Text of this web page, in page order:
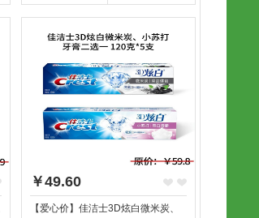
￥49.60
【爱心价】佳洁士3D炫白微米炭、